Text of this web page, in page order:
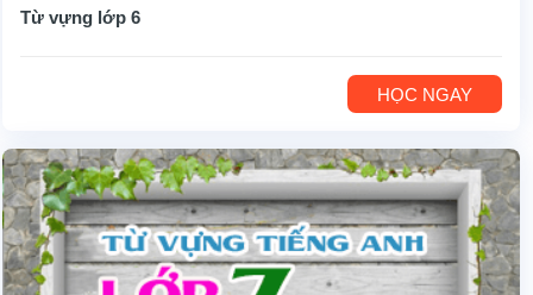
Từ vựng lớp 6
HỌC NGAY